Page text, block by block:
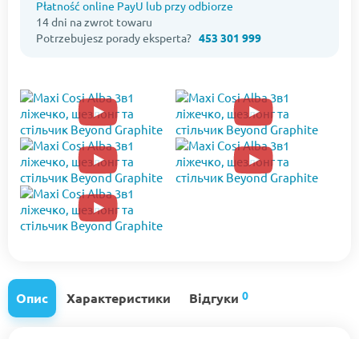
Płatność online PayU lub przy odbiorze
14 dni na zwrot towaru
Potrzebujesz porady eksperta? 453 301 999
Опис Характеристики Відгуки 0